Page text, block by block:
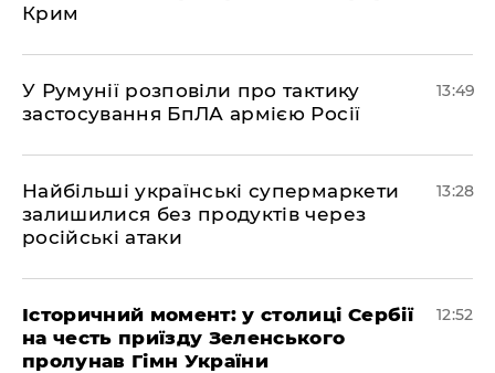
Крим
У Румунії розповіли про тактику
застосування БпЛА армією Росії
13:49
Найбільші українські супермаркети
залишилися без продуктів через
російські атаки
13:28
Історичний момент: у столиці Сербії
на честь приїзду Зеленського
пролунав Гімн України
12:52